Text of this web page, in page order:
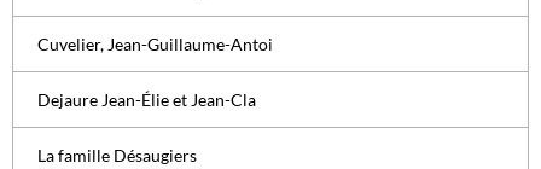
Cuvelier, Jean-Guillaume-Antoi
Dejaure Jean-Élie et Jean-Cla
La famille Désaugiers